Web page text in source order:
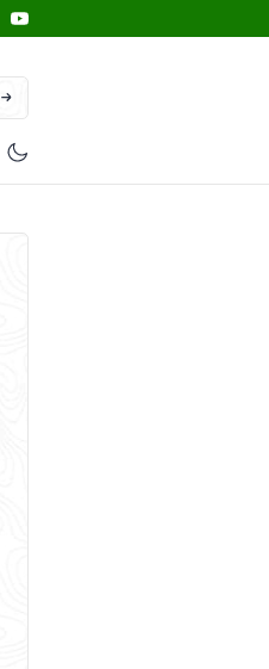
Merk Insektisida Abamektin